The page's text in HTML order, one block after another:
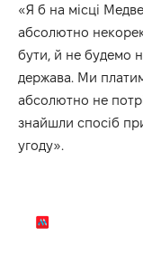
«Я б на місці
абсолютно
бути, й не будемо
держава. Ми
абсолютно не
знайшли спосіб
угоду».